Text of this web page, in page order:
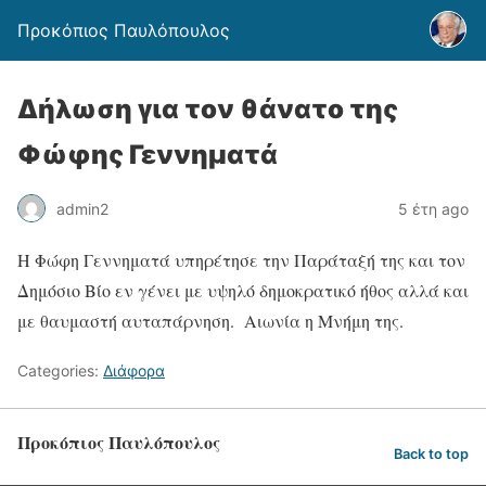
Προκόπιος Παυλόπουλος
Δήλωση για τον θάνατο της
Φώφης Γεννηματά
admin2 5 έτη ago
Η Φώφη Γεννηματά υπηρέτησε την Παράταξή της και τον
Δημόσιο Βίο εν γένει με υψηλό δημοκρατικό ήθος αλλά και
με θαυμαστή αυταπάρνηση. Αιωνία η Μνήμη της.
Categories: Διάφορα
Προκόπιος Παυλόπουλος Back to top